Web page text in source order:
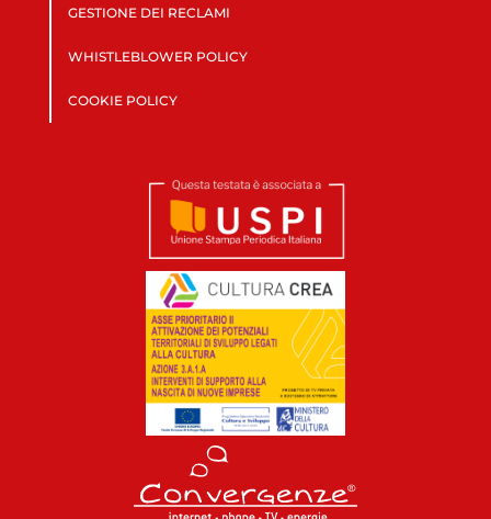
GESTIONE DEI RECLAMI
WHISTLEBLOWER POLICY
COOKIE POLICY